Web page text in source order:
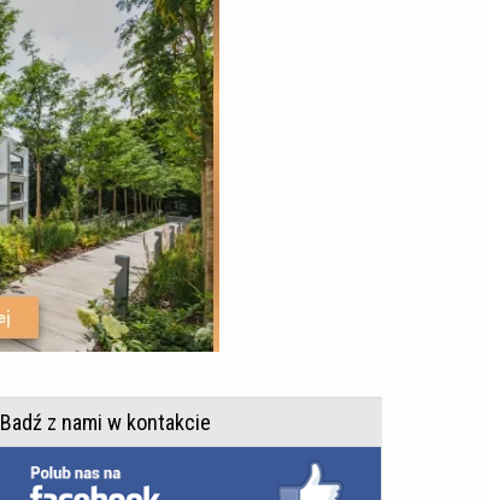
Badź z nami w kontakcie